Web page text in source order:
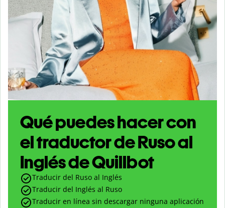
Qué puedes hacer con
el traductor de Ruso al
Inglés de Quillbot
Traducir del Ruso al Inglés
Traducir del Inglés al Ruso
Traducir en línea sin descargar ninguna aplicación